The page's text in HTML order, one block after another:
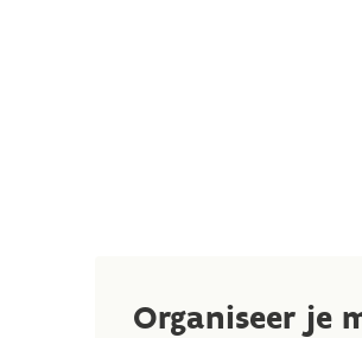
Organiseer je